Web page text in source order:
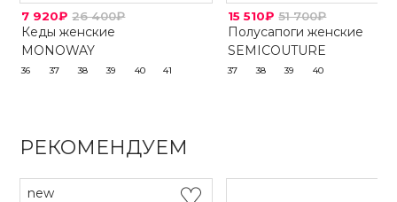
7 920₽ 26 400₽
Кеды женские
MONOWAY
36 37 38 39 40 41
15 510₽ 51 700₽
Полусапоги женские
SEMICOUTURE
37 38 39 40
РЕКОМЕНДУЕМ
new